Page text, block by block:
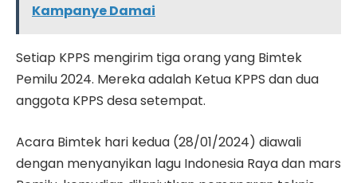
Kampanye Damai
Setiap KPPS mengirim tiga orang yang Bimtek
Pemilu 2024. Mereka adalah Ketua KPPS dan dua
anggota KPPS desa setempat.
Acara Bimtek hari kedua (28/01/2024) diawali
dengan menyanyikan lagu Indonesia Raya dan mars